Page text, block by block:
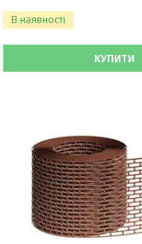
В наявності
КУПИТИ